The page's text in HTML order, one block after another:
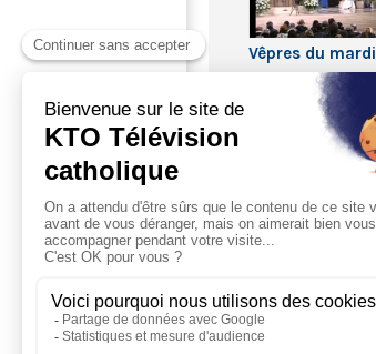
Vêpres du mardi
Diffusé le 01/01/2013
Vêpres du mardi